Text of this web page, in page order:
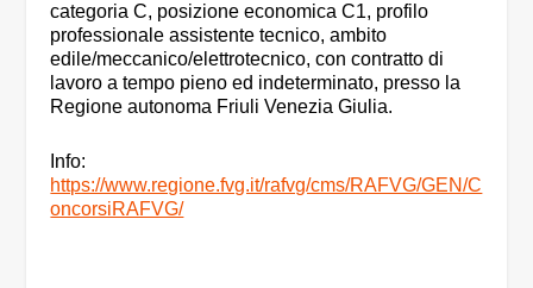
categoria C, posizione economica C1, profilo
professionale assistente tecnico, ambito
edile/meccanico/elettrotecnico, con contratto di
lavoro a tempo pieno ed indeterminato, presso la
Regione autonoma Friuli Venezia Giulia.
Info:
https://www.regione.fvg.it/rafvg/cms/RAFVG/GEN/C
oncorsiRAFVG/